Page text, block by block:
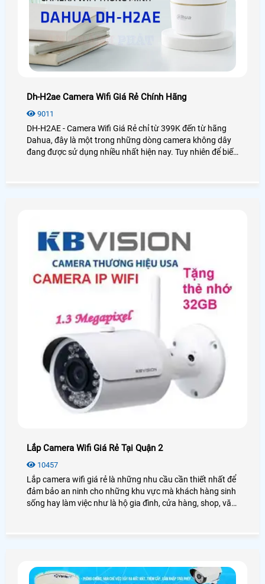
Dh-H2ae Camera Wifi Giá Rẻ Chính Hãng
9011
DH-H2AE - Camera Wifi Giá Rẻ chỉ từ 399K đến từ hãng
Dahua, đây là một trong những dòng camera không dây
đang được sử dụng nhiều nhất hiện nay. Tuy nhiên để biết
Lắp Camera Wifi Giá Rẻ Tại Quận 2
10457
Lắp camera wifi giá rẻ là những nhu cầu cần thiết nhất để
đảm bảo an ninh cho những khu vực mà khách hàng sinh
sống hay làm việc như là hộ gia đình, cửa hàng, shop, văn